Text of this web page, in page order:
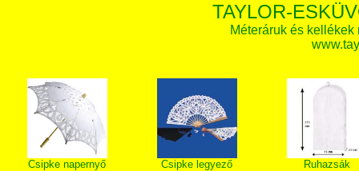
TAYLOR-
Méteráruk és
Csipke napernyő Csipke legyező Ruhazsák